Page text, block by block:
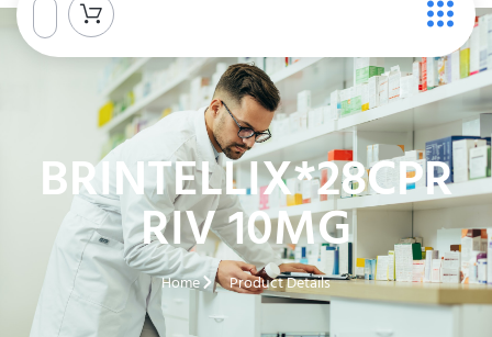
BRINTELLIX*28CPR
RIV 10MG
Home Product Details